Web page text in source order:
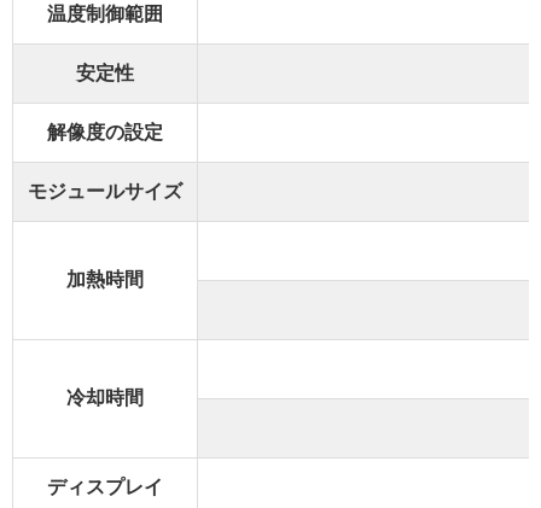
温度制御範囲
安定性
解像度の設定
モジュールサイズ
加熱時間
冷却時間
ディスプレイ